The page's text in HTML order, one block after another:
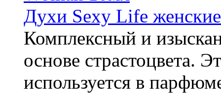
Духи Sexy Life
Комплексный и
основе страстоцвета.
используется в